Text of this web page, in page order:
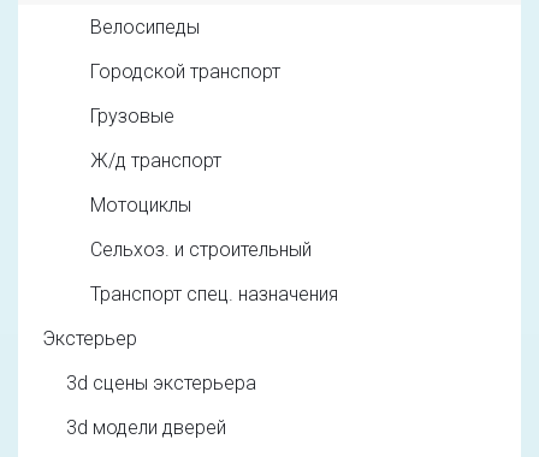
Велосипеды
Городской транспорт
Грузовые
Ж/д транспорт
Мотоциклы
Сельхоз. и строительный
Транспорт спец. назначения
Экстерьер
3d cцены экстерьера
3d модели дверей